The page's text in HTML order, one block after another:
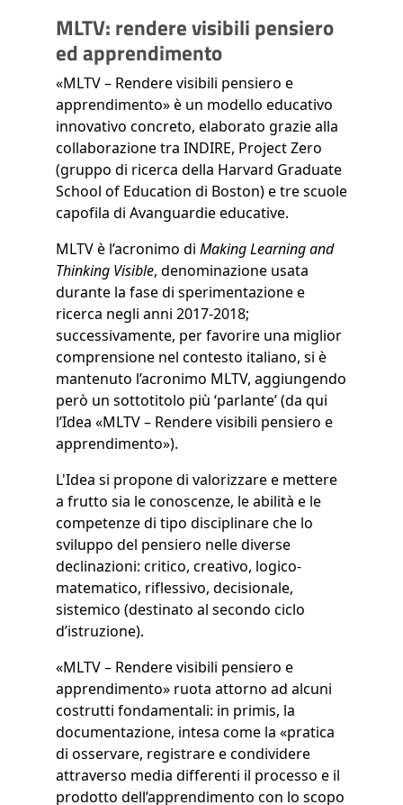
MLTV: rendere visibili pensiero
ed apprendimento
«MLTV – Rendere visibili pensiero e
apprendimento» è un modello educativo
innovativo concreto, elaborato grazie alla
collaborazione tra INDIRE, Project Zero
(gruppo di ricerca della Harvard Graduate
School of Education di Boston) e tre scuole
capofila di Avanguardie educative.
MLTV è l’acronimo di Making Learning and
Thinking Visible, denominazione usata
durante la fase di sperimentazione e
ricerca negli anni 2017-2018;
successivamente, per favorire una miglior
comprensione nel contesto italiano, si è
mantenuto l’acronimo MLTV, aggiungendo
però un sottotitolo più ‘parlante’ (da qui
l’Idea «MLTV – Rendere visibili pensiero e
apprendimento»).
L'Idea si propone di valorizzare e mettere
a frutto sia le conoscenze, le abilità e le
competenze di tipo disciplinare che lo
sviluppo del pensiero nelle diverse
declinazioni: critico, creativo, logico-
matematico, riflessivo, decisionale,
sistemico (destinato al secondo ciclo
d’istruzione).
«MLTV – Rendere visibili pensiero e
apprendimento» ruota attorno ad alcuni
costrutti fondamentali: in primis, la
documentazione, intesa come la «pratica
di osservare, registrare e condividere
attraverso media differenti il processo e il
prodotto dell’apprendimento con lo scopo